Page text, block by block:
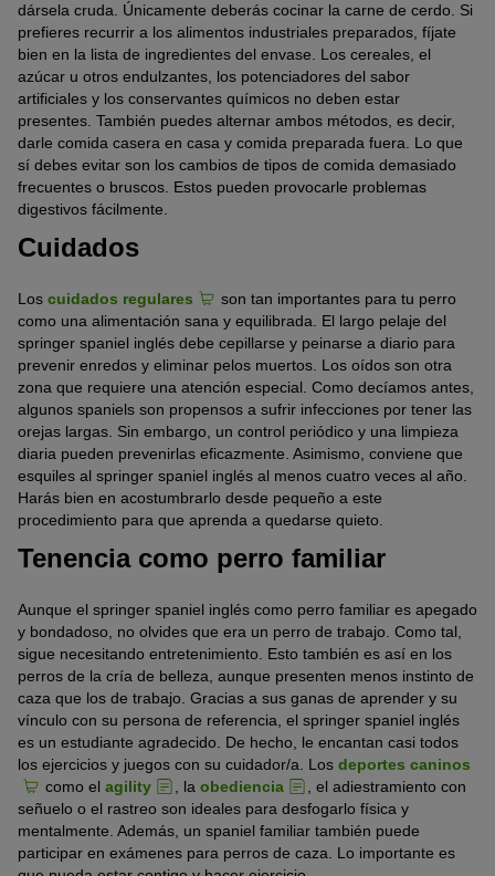
dársela cruda. Únicamente deberás cocinar la carne de cerdo. Si
prefieres recurrir a los alimentos industriales preparados, fíjate
bien en la lista de ingredientes del envase. Los cereales, el
azúcar u otros endulzantes, los potenciadores del sabor
artificiales y los conservantes químicos no deben estar
presentes. También puedes alternar ambos métodos, es decir,
darle comida casera en casa y comida preparada fuera. Lo que
sí debes evitar son los cambios de tipos de comida demasiado
frecuentes o bruscos. Estos pueden provocarle problemas
digestivos fácilmente.
Cuidados
Los cuidados regulares
son tan importantes para tu perro
como una alimentación sana y equilibrada. El largo pelaje del
springer spaniel inglés debe cepillarse y peinarse a diario para
prevenir enredos y eliminar pelos muertos. Los oídos son otra
zona que requiere una atención especial. Como decíamos antes,
algunos spaniels son propensos a sufrir infecciones por tener las
orejas largas. Sin embargo, un control periódico y una limpieza
diaria pueden prevenirlas eficazmente. Asimismo, conviene que
esquiles al springer spaniel inglés al menos cuatro veces al año.
Harás bien en acostumbrarlo desde pequeño a este
procedimiento para que aprenda a quedarse quieto.
Tenencia como perro familiar
Aunque el springer spaniel inglés como perro familiar es apegado
y bondadoso, no olvides que era un perro de trabajo. Como tal,
sigue necesitando entretenimiento. Esto también es así en los
perros de la cría de belleza, aunque presenten menos instinto de
caza que los de trabajo. Gracias a sus ganas de aprender y su
vínculo con su persona de referencia, el springer spaniel inglés
es un estudiante agradecido. De hecho, le encantan casi todos
los ejercicios y juegos con su cuidador/a. Los deportes caninos
como el agility , la obediencia
, el adiestramiento con
señuelo o el rastreo son ideales para desfogarlo física y
mentalmente. Además, un spaniel familiar también puede
participar en exámenes para perros de caza. Lo importante es